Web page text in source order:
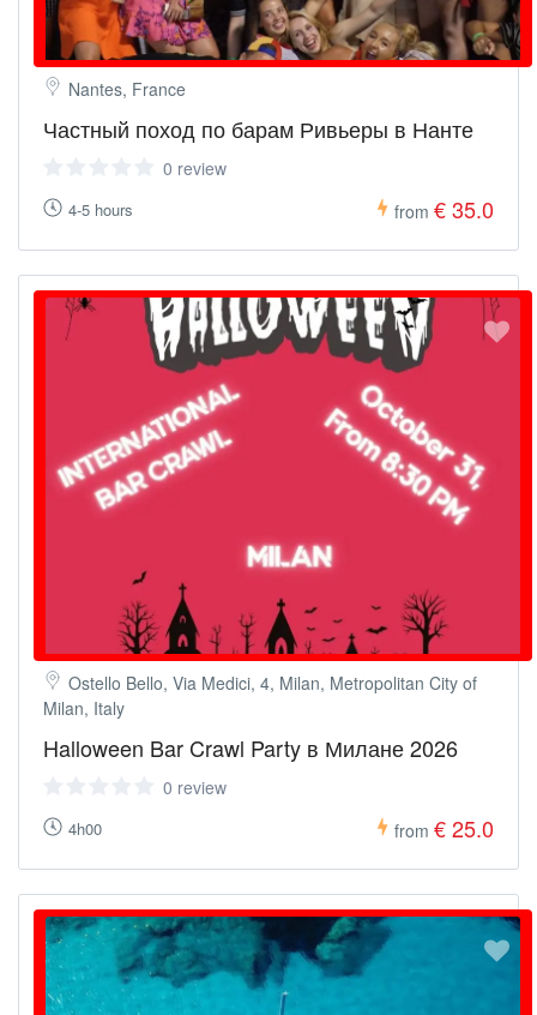
Ostello Bello, Via Medici, 4, Milan, Metropolitan City of
Milan, Italy
Halloween Bar Crawl Party в Милане 2026
0 review
4h00 from € 25.0
Nantes, France
Частный поход по барам Ривьеры в Нанте
0 review
4-5 hours from € 35.0